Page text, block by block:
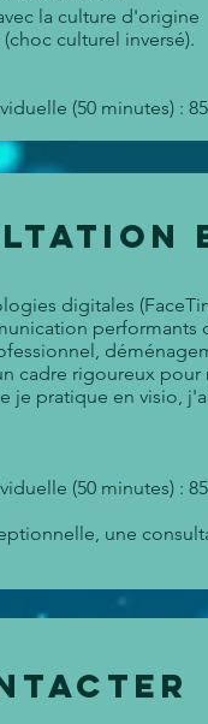
la culture d'origine
culturel inversé).
(50 minutes) :
digitales
performants
cadre rigoureux
je pratique en visio,
(50 minutes) :
une